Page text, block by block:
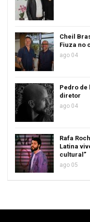
Cheil
Fiuza no
ago 04
Pedro de
diretor
ago 04
Rafa
Latina
cultural”
ago 05